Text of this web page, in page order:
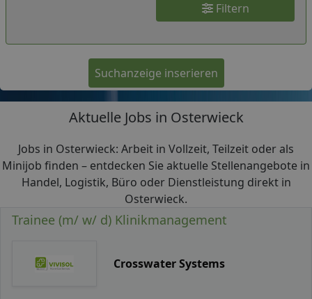
Filtern
Suchanzeige inserieren
Aktuelle Jobs in Osterwieck
Jobs in Osterwieck: Arbeit in Vollzeit, Teilzeit oder als
Minijob finden – entdecken Sie aktuelle Stellenangebote in
Handel, Logistik, Büro oder Dienstleistung direkt in
Osterwieck.
Trainee (m/ w/ d) Klinikmanagement
Crosswater Systems